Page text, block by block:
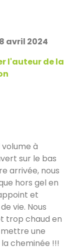
avril 2024
l'auteur de la
volume à
sur le bas
arrivée, nous
hors gel en
et
vie. Nous
trop chaud en
une
cheminée !!!